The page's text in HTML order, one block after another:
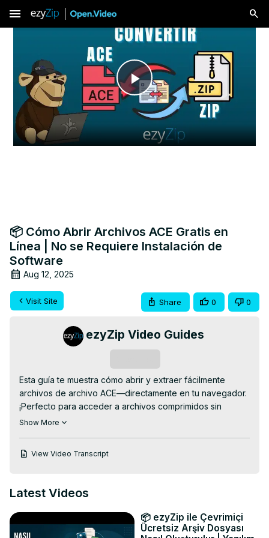
menu
Play
Video
📦 Cómo Abrir Archivos ACE Gratis en
Línea | No se Requiere Instalación de
Software
Aug 12, 2025
Visit Site Share 0 0
ezyZip Video Guides
Esta guía te muestra cómo abrir y extraer fácilmente
archivos de archivo ACE—directamente en tu navegador.
¡Perfecto para acceder a archivos comprimidos sin
instalar software especializado!
zip.html
ACE para abrir" o arrastra y suelta en el navegador.
2. El sistema extraerá el contenido automáticamente.
3. Haz clic en "Guardar" para descargar los archivos
Show More
View Video Transcript
Latest Videos
📦 ezyZip ile Çevrimiçi
Ücretsiz Arşiv Dosyası